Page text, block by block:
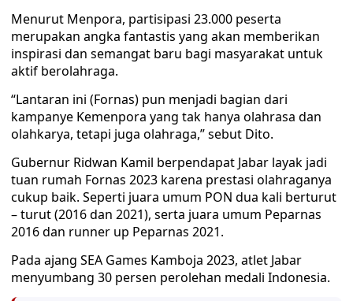
Menurut Menpora, partisipasi 23.000 peserta
merupakan angka fantastis yang akan memberikan
inspirasi dan semangat baru bagi masyarakat untuk
aktif berolahraga.
“Lantaran ini (Fornas) pun menjadi bagian dari
kampanye Kemenpora yang tak hanya olahrasa dan
olahkarya, tetapi juga olahraga,” sebut Dito.
Gubernur Ridwan Kamil berpendapat Jabar layak jadi
tuan rumah Fornas 2023 karena prestasi olahraganya
cukup baik. Seperti juara umum PON dua kali berturut
– turut (2016 dan 2021), serta juara umum Peparnas
2016 dan runner up Peparnas 2021.
Pada ajang SEA Games Kamboja 2023, atlet Jabar
menyumbang 30 persen perolehan medali Indonesia.